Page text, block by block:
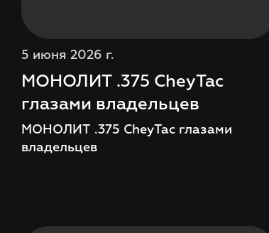
5 июня 2026 г.
МОНОЛИТ .375 CheyTac
глазами владельцев
МОНОЛИТ .375 CheyTac глазами
владельцев